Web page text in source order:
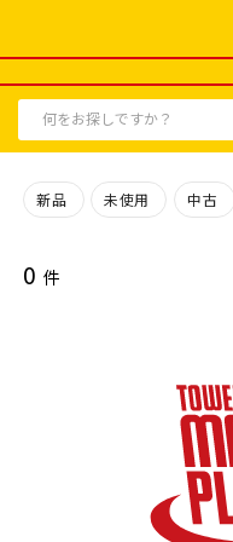
新品 未使用 中古
0 件